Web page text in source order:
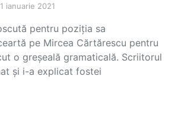
ianuarie 2021
pentru poziţia sa
pe Mircea Cărtărescu pentru
o greşeală gramaticală. Scriitorul
şi i-a explicat fostei